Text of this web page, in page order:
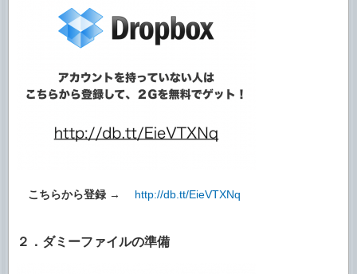
こちらから登録 → http://db.tt/EieVTXNq
２．ダミーファイルの準備